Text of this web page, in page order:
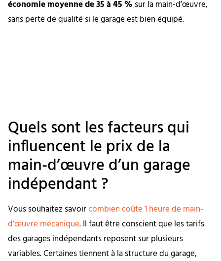
économie moyenne de 35 à 45 % sur la main-d’œuvre,
sans perte de qualité si le garage est bien équipé.
Quels sont les facteurs qui
influencent le prix de la
main-d’œuvre d’un garage
indépendant ?
Vous souhaitez savoircombien coûte 1 heure de main-
d’œuvre mécanique. Il faut être conscient que les tarifs
des garages indépendants reposent sur plusieurs
variables. Certaines tiennent à la structure du garage,